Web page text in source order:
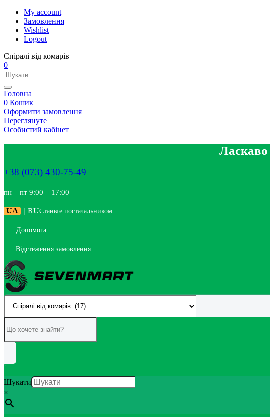
My account
Замовлення
Wishlist
Logout
Спіралі від комарів
0
Головна
0 Кошик
Оформити замовлення
Переглянуте
Особистий кабінет
Ласкаво
+38 (073) 430-75-49
пн – пт 9:00 – 17:00
UA | RUСтаньте постачальником
Допомога
Відстеження замовлення
Шукати
×